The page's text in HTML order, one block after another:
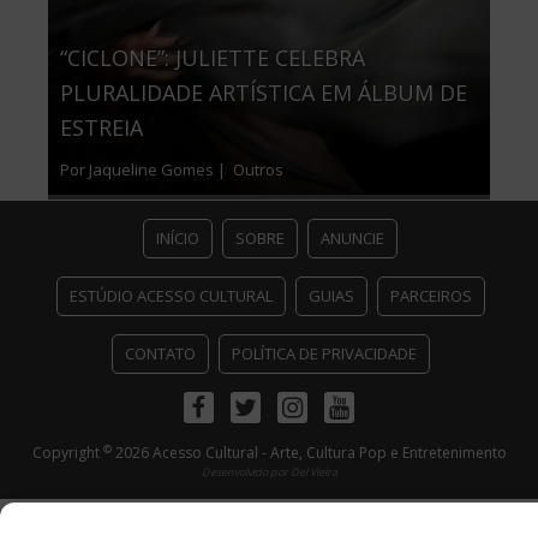
“CICLONE”: JULIETTE CELEBRA
PLURALIDADE ARTÍSTICA EM ÁLBUM DE
ESTREIA
Por Jaqueline Gomes | Outros
INÍCIO SOBRE ANUNCIE
ESTÚDIO ACESSO CULTURAL GUIAS PARCEIROS
CONTATO POLÍTICA DE PRIVACIDADE
FacebookTwitterInstagramYoutube
Copyright ©2026 Acesso Cultural - Arte, Cultura Pop e Entretenimento
Desenvolvido por Del Vieira